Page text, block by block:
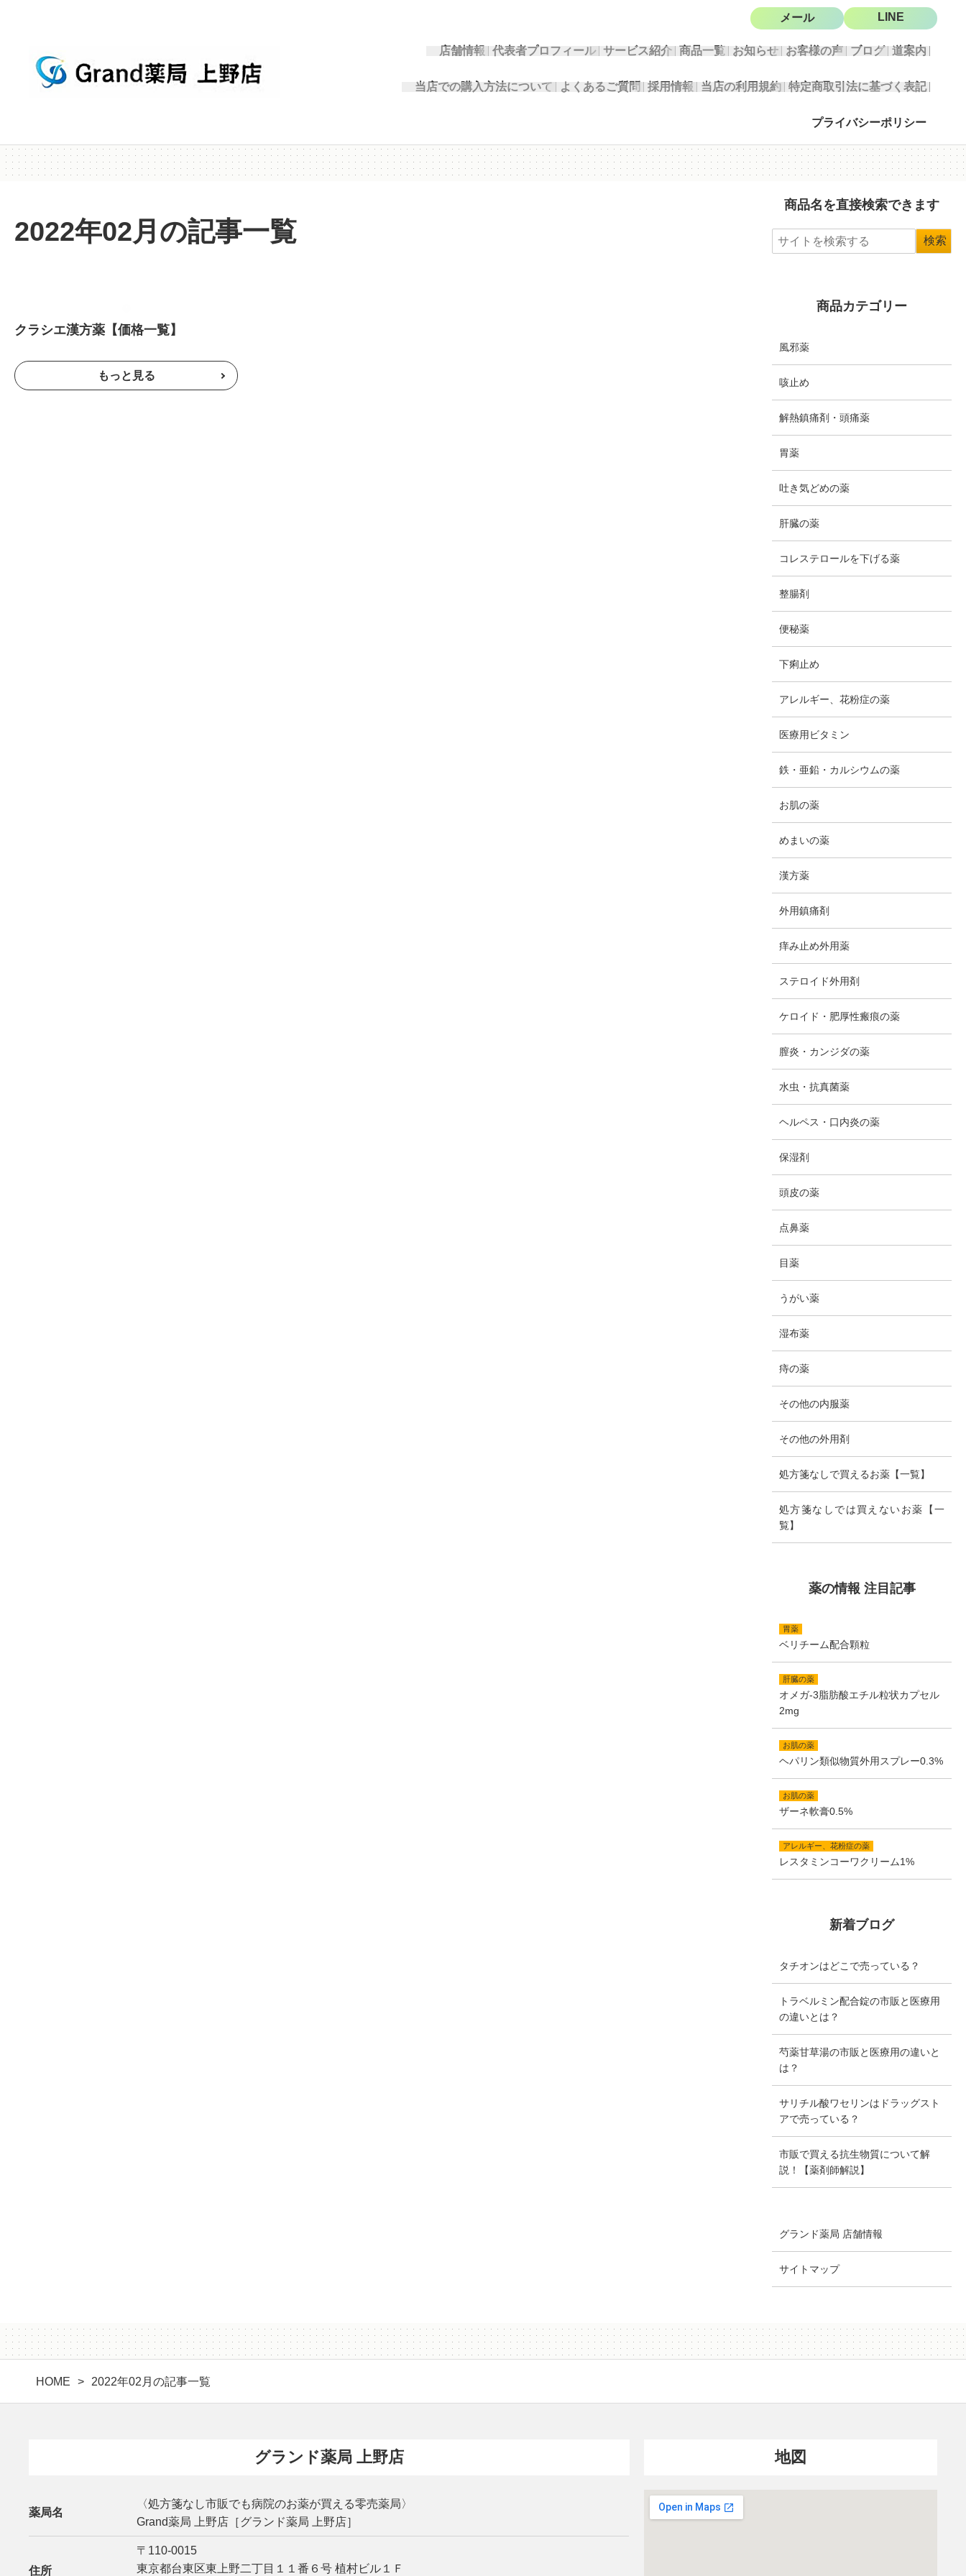
店舗情報 代表者プロフィール サービス紹介 商品一覧 お知らせ お客様の声 ブログ 道案内
当店での購入方法について よくあるご質問 採用情報 当店の利用規約 特定商取引法に基づく表記
プライバシーポリシー
メール LINE
HOME 2022年02月の記事一覧
2022年02月の記事一覧
クラシエ漢方薬【価格一覧】
商品名を直接検索できます
商品カテゴリー
風邪薬
咳止め
解熱鎮痛剤・頭痛薬
胃薬
吐き気どめの薬
肝臓の薬
コレステロールを下げる薬
整腸剤
便秘薬
下痢止め
アレルギー、花粉症の薬
医療用ビタミン
鉄・亜鉛・カルシウムの薬
お肌の薬
めまいの薬
漢方薬
外用鎮痛剤
痒み止め外用薬
ステロイド外用剤
ケロイド・肥厚性瘢痕の薬
膣炎・カンジダの薬
水虫・抗真菌薬
ヘルペス・口内炎の薬
保湿剤
頭皮の薬
点鼻薬
目薬
うがい薬
湿布薬
痔の薬
その他の内服薬
その他の外用剤
処方箋なしで買えるお薬【一覧】
処方箋なしでは買えないお薬【一
覧】
薬の情報 注目記事
胃薬
ベリチーム配合顆粒
肝臓の薬
オメガ-3脂肪酸エチル粒状カプセル
2mg
お肌の薬
ヘパリン類似物質外用スプレー0.3%
お肌の薬
ザーネ軟膏0.5%
アレルギー、花粉症の薬
レスタミンコーワクリーム1%
新着ブログ
タチオンはどこで売っている？
トラベルミン配合錠の市販と医療用
の違いとは？
芍薬甘草湯の市販と医療用の違いと
は？
サリチル酸ワセリンはドラッグスト
アで売っている？
市販で買える抗生物質について解
説！【薬剤師解説】
グランド薬局 店舗情報
サイトマップ
グランド薬局 上野店
薬局名
〈処方箋なし市販でも病院のお薬が買える零売薬局〉
Grand薬局 上野店［グランド薬局 上野店］
住所
〒110-0015
東京都台東区東上野二丁目１１番６号 植村ビル１Ｆ
地図